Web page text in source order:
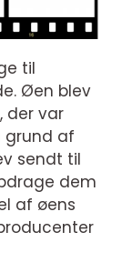
til
Øen blev
der var
grund af
sendt til
dem
af øens